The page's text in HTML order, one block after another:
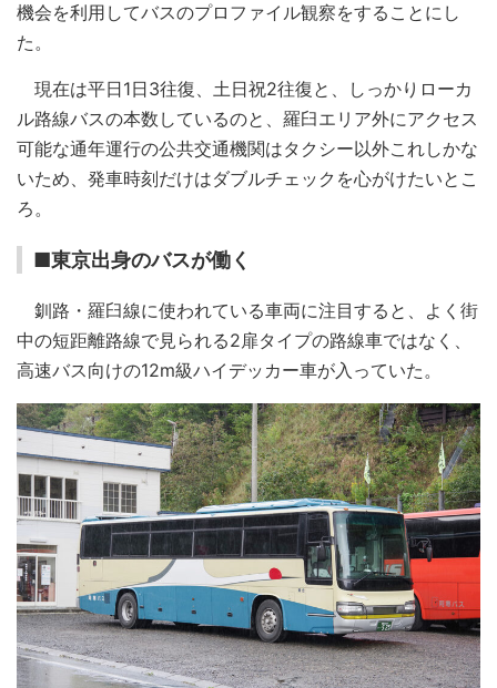
機会を利用してバスのプロファイル観察をすることにし
た。
現在は平日1日3往復、土日祝2往復と、しっかりローカ
ル路線バスの本数しているのと、羅臼エリア外にアクセス
可能な通年運行の公共交通機関はタクシー以外これしかな
いため、発車時刻だけはダブルチェックを心がけたいとこ
ろ。
■東京出身のバスが働く
釧路・羅臼線に使われている車両に注目すると、よく街
中の短距離路線で見られる2扉タイプの路線車ではなく、
高速バス向けの12m級ハイデッカー車が入っていた。